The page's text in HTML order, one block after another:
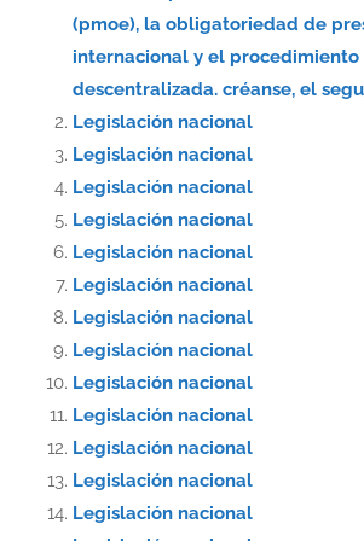
(pmoe), la obligatoriedad de
internacional y el
descentralizada. créanse, el
Legislación nacional
Legislación nacional
Legislación nacional
Legislación nacional
Legislación nacional
Legislación nacional
Legislación nacional
Legislación nacional
Legislación nacional
Legislación nacional
Legislación nacional
Legislación nacional
Legislación nacional